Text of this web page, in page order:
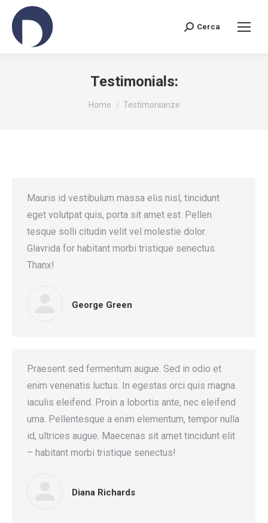
Search:
Cerca
Testimonials:
You are here:
Home Testimonianze
Mauris id vestibulum massa elis nisl, tincidunt
eget volutpat quis, porta sit amet est. Pellen
tesque solli citudin velit vel molestie dolor.
Glavrida for habitant morbi tristique senectus.
Thanx!
George Green
Praesent sed fermentum augue. Sed in odio et
enim venenatis luctus. In egestas orci quis magna
iaculis eleifend. Proin a lobortis ante, nec eleifend
urna. Pellentesque a enim elementum, tempor nulla
id, ultrices augue. Maecenas sit amet tincidunt elit
– habitant morbi tristique senectus!
Diana Richards